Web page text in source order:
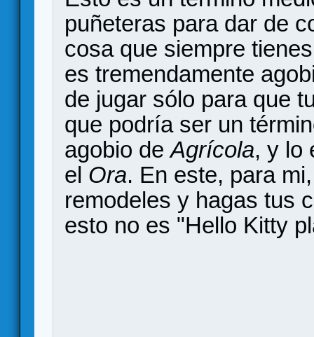
puñeteras para dar de
cosa que siempre
es tremendamente
de jugar sólo para que
que podría ser un
agobio deAgrícola, y lo
el Ora. En este, para
remodeles y hagas tus
esto no es "Hello Kitty